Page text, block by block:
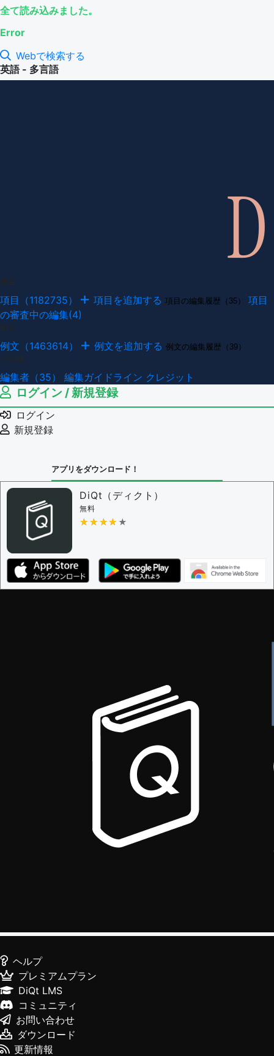
全て読み込みました。
Error
Webで検索する
英語 - 多言語
項目（1182735） 項目を追加する 項目の編集履歴（35）
項目
の審査中の編集(4)
例文（1463614） 例文を追加する 例文の編集履歴（39）
編集者（35） 編集ガイドライン クレジット
ログイン / 新規登録
ログイン
新規登録
アプリをダウンロード！
DiQt（ディクト）
無料
★★★★★
★★★★★
ヘルプ
プレミアムプラン
DiQt LMS
コミュニティ
お問い合わせ
ダウンロード
更新情報